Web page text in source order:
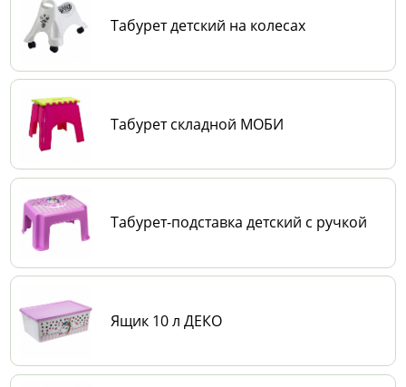
Табурет детский на колесах
Табурет складной МОБИ
Табурет-подставка детский с ручкой
Ящик 10 л ДЕКО